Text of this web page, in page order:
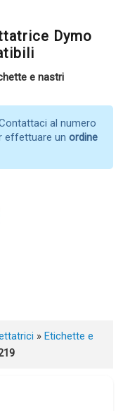
Dymo
e nastri
al numero
effettuare un ordine
» Etichette e